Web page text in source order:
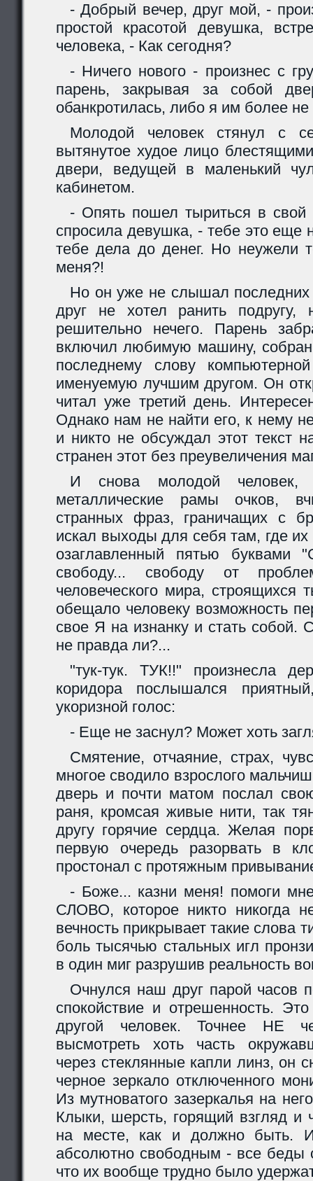
- Добрый вечер, друг мой, -
простой красотой девушка,
человека, - Как сегодня?
- Ничего нового - произнес с
парень, закрывая за собой
обанкротилась, либо я им более
Молодой человек стянул с
вытянутое худое лицо
двери, ведущей в маленький
кабинетом.
- Опять пошел тыриться в
спросила девушка, - тебе это еще
тебе дела до денег. Но неужели
меня?!
Но он уже не слышал
друг не хотел ранить
решительно нечего. Парень
включил любимую машину,
последнему слову
именуемую лучшим другом. Он
читал уже третий день.
Однако нам не найти его, к нему
и никто не обсуждал этот текст
странен этот без преувеличения
И снова молодой человек,
металлические рамы очков,
странных фраз, граничащих с
искал выходы для себя там, где
озаглавленный пятью
свободу... свободу от
человеческого мира,
обещало человеку возможность
свое Я на изнанку и стать собой.
не правда ли?...
"тук-тук. ТУК!!" произнесла
коридора послышался
укоризной голос:
- Еще не заснул? Может хоть
Смятение, отчаяние, страх,
многое сводило взрослого
дверь и почти матом послал
раня, кромсая живые нити, так
другу горячие сердца. Желая
первую очередь разорвать в
простонал с протяжным
- Боже... казни меня! помоги
СЛОВО, которое никто никогда
вечность прикрывает такие слова
боль тысячью стальных игл
в один миг разрушив реальность
Очнулся наш друг парой часов
спокойствие и отрешенность.
другой человек. Точнее НЕ
высмотреть хоть часть
через стеклянные капли линз, он
черное зеркало отключенного
Из мутноватого зазеркалья на
Клыки, шерсть, горящий взгляд
на месте, как и должно быть.
абсолютно свободным - все беды
что их вообще трудно было